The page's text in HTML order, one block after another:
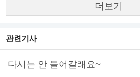
더보기
관련기사
다시는 안 들어갈래요~